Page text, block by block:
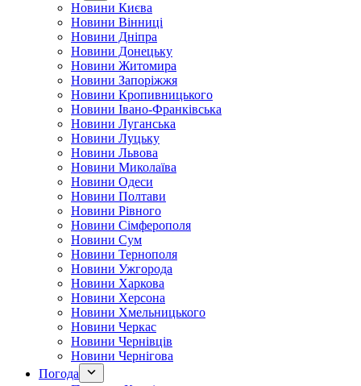
Новини Києва
Новини Вінниці
Новини Дніпра
Новини Донецьку
Новини Житомира
Новини Запоріжжя
Новини Кропивницького
Новини Івано-Франківська
Новини Луганська
Новини Луцьку
Новини Львова
Новини Миколаїва
Новини Одеси
Новини Полтави
Новини Рівного
Новини Сімферополя
Новини Сум
Новини Тернополя
Новини Ужгорода
Новини Харкова
Новини Херсона
Новини Хмельницького
Новини Черкас
Новини Чернівців
Новини Чернігова
Погода